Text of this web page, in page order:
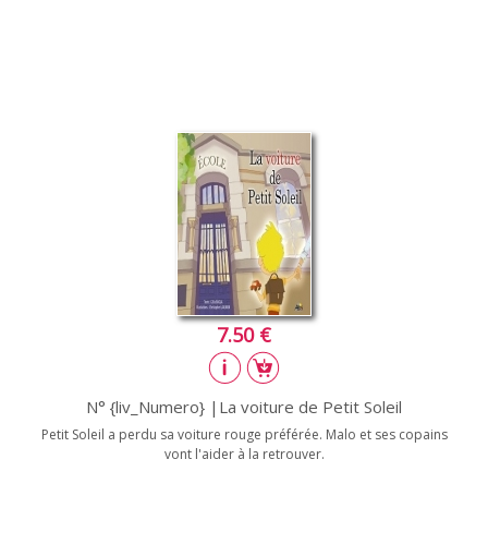
7.50 €
N° {liv_Numero} |La voiture de Petit Soleil
Petit Soleil a perdu sa voiture rouge préférée. Malo et ses copains
vont l'aider à la retrouver.